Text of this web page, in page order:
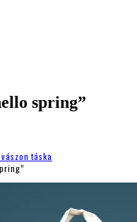
spring”
táska